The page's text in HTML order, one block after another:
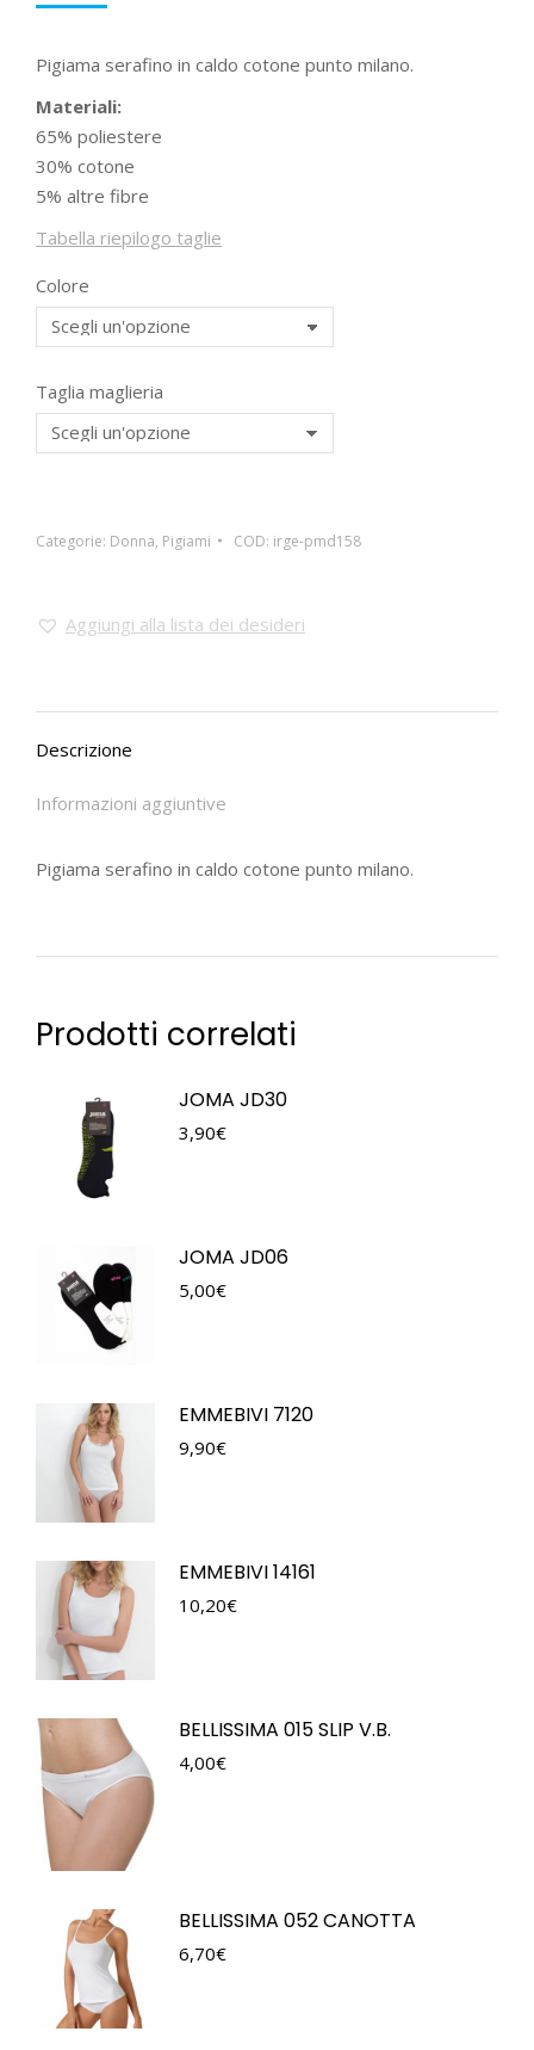
Pigiama serafino in caldo cotone punto milano.
Materiali:
65% poliestere
30% cotone
5% altre fibre
Tabella riepilogo taglie
Colore
Taglia maglieria
Categorie: Donna, Pigiami COD: irge-pmd158
Aggiungi alla lista dei desideri
Descrizione
Informazioni aggiuntive
Pigiama serafino in caldo cotone punto milano.
Prodotti correlati
JOMA JD30
3,90€
JOMA JD06
5,00€
EMMEBIVI 7120
9,90€
EMMEBIVI 14161
10,20€
BELLISSIMA 015 SLIP V.B.
4,00€
BELLISSIMA 052 CANOTTA
6,70€